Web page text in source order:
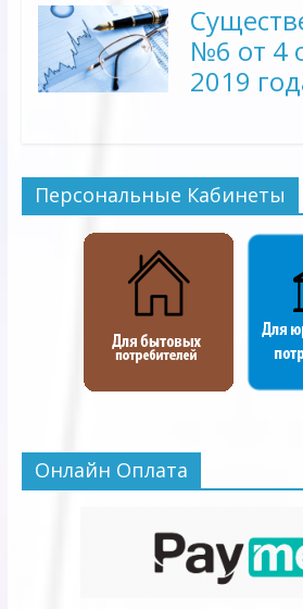
№6 от 4
2019
Персональные Кабинеты
Онлайн Оплата